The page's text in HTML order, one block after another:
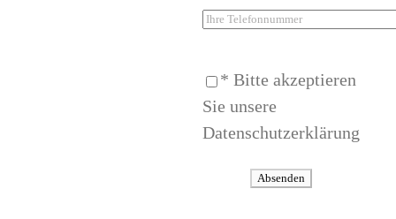
* Bitte akzeptieren
Sie unsere
Datenschutzerklärung